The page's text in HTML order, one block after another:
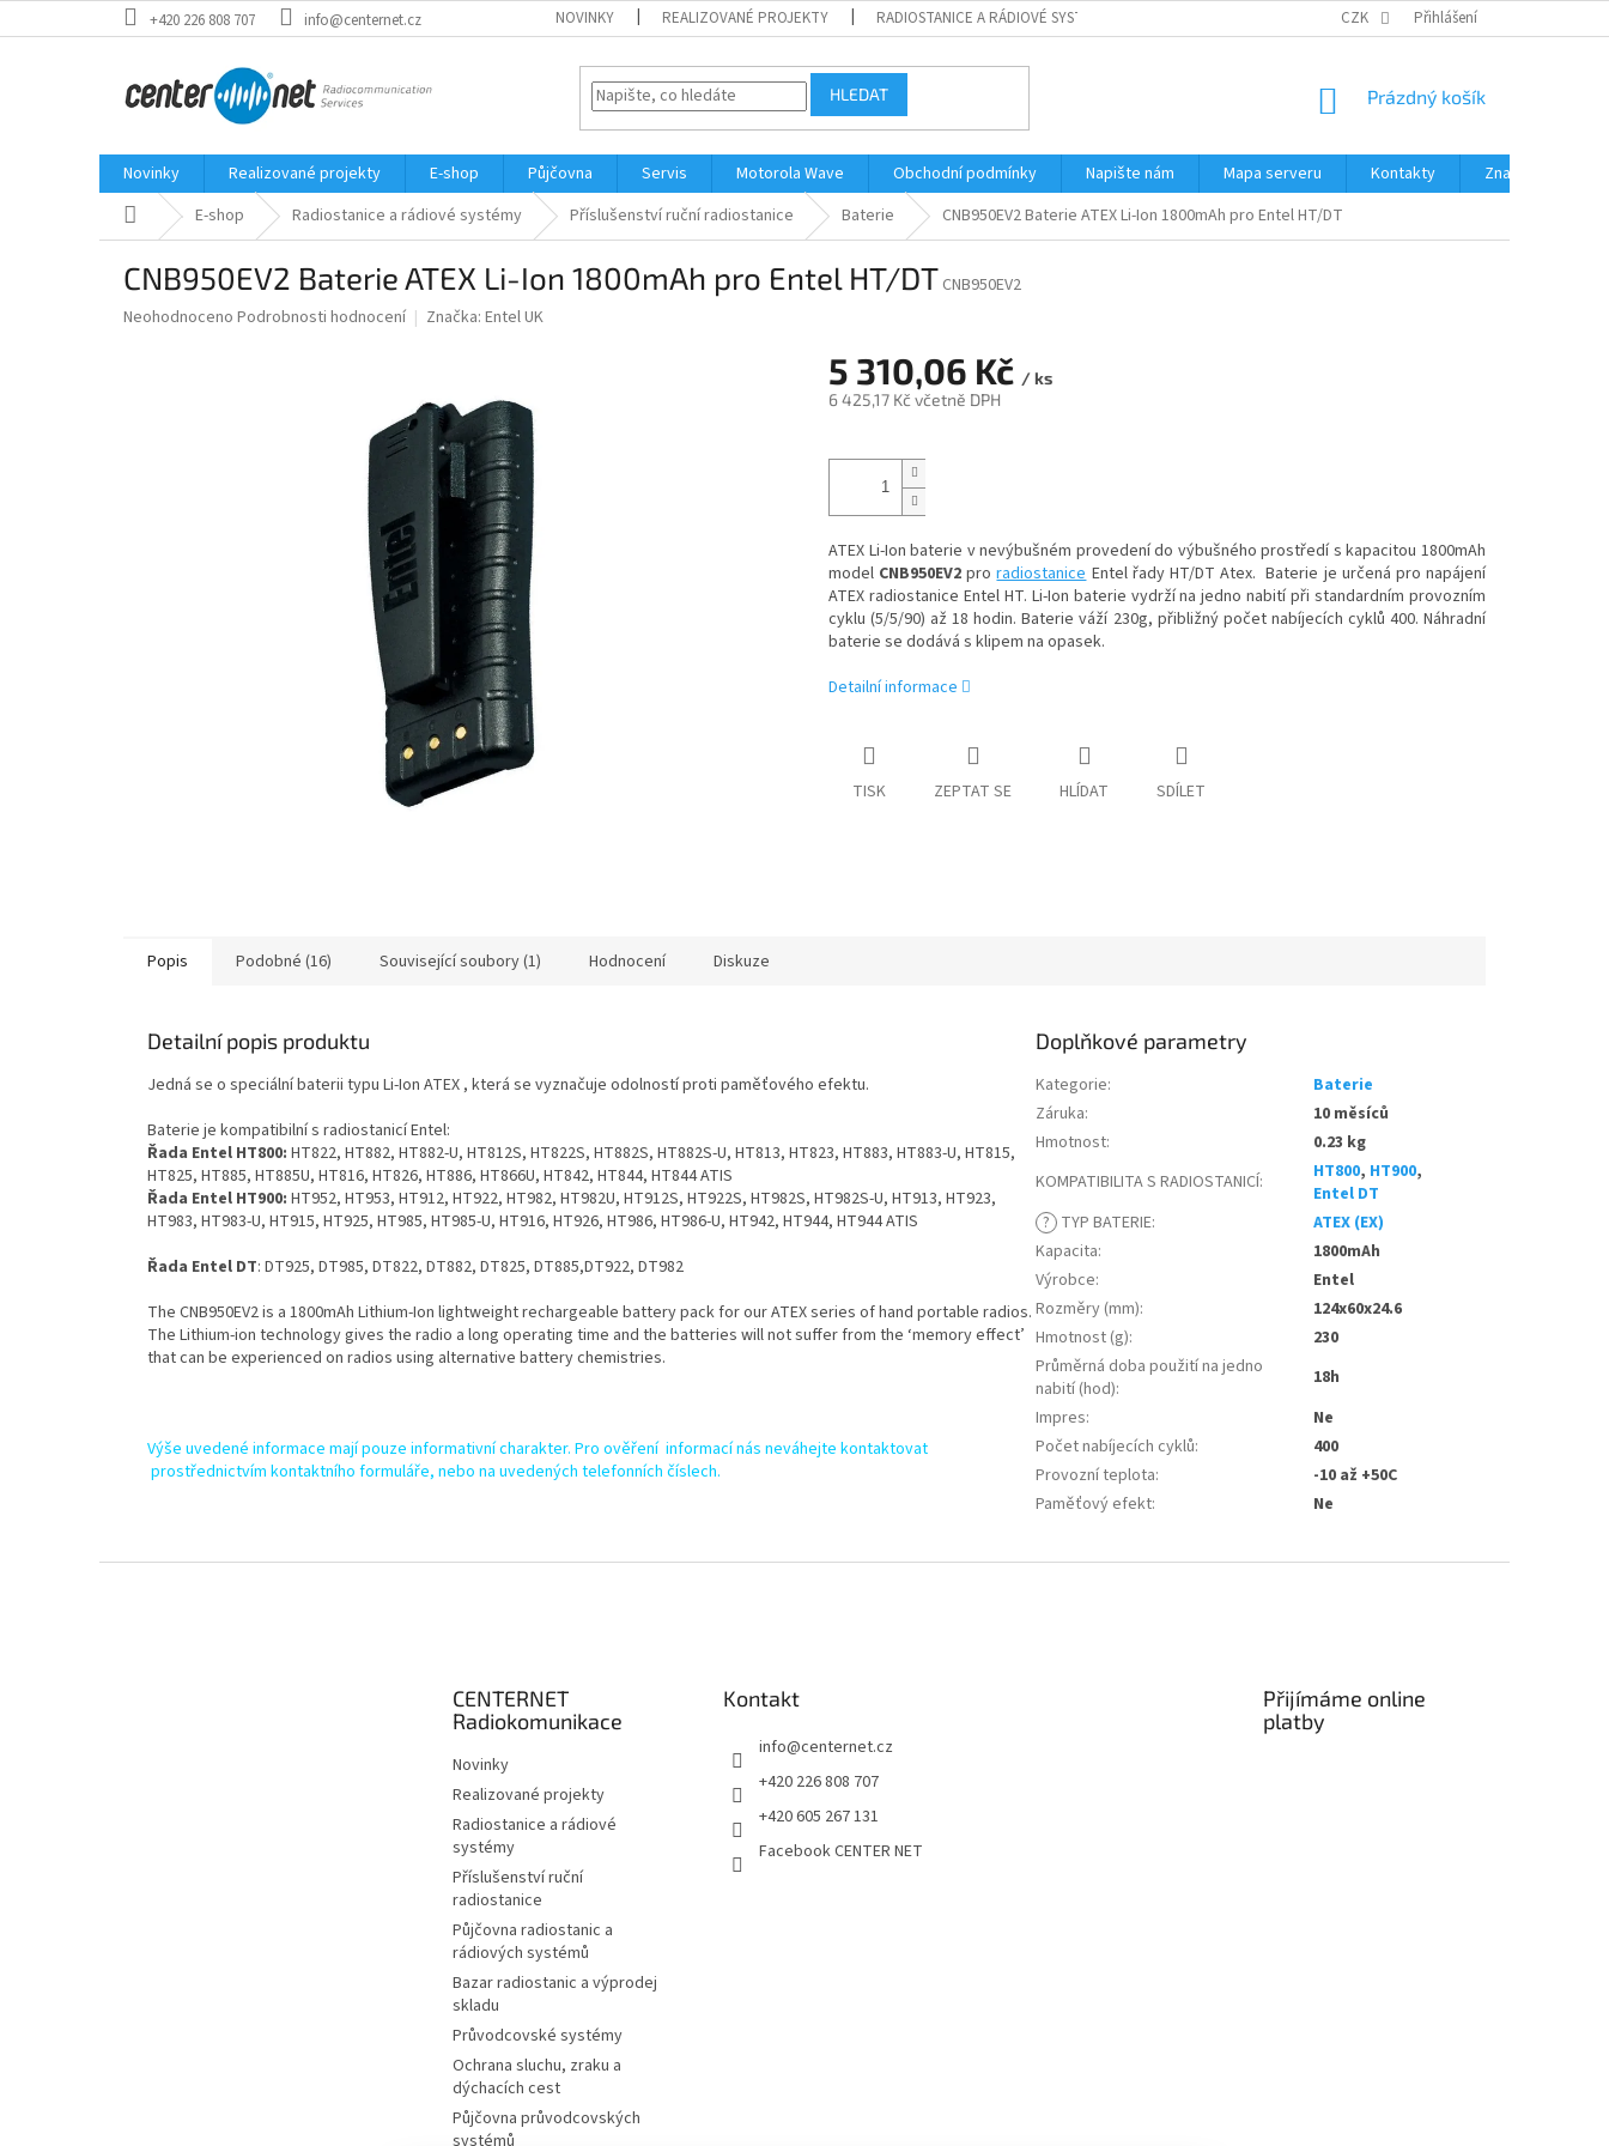
na
+420 226 808 707 info@centernet.cz NOVINKY REALIZOVANÉ PROJEKTY RADIOSTANICE A RÁDIOVÉ SYSTÉMY PŘÍSLUŠENSTVÍ RUČNÍ RADIOSTANICE PŮJČOVNA
CZK Přihlášení
HLEDAT
NÁKUPNÍ
Prázdný košík
Novinky Realizované projekty E-shop Půjčovna Servis Motorola Wave Obchodní podmínky Napište nám Mapa serveru Kontakty
Značky
Domů E-shop Radiostanice a rádiové systémy Příslušenství ruční radiostanice Baterie CNB950EV2 Baterie ATEX Li-Ion 1800mAh pro Entel HT/DT
CNB950EV2 Baterie ATEX Li-Ion 1800mAh pro Entel HT/DT CNB950EV2
Průměrné
Neohodnoceno Podrobnosti hodnocení Značka: Entel UK
5 310,06 Kč / ks
6 425,17 Kč včetně DPH
cena:
ATEX Li-Ion baterie v nevýbušném provedení do výbušného prostředí s kapacitou 1800mAh
model CNB950EV2 proradiostaniceEntel řady HT/DT Atex. Baterie je určená pro napájení
ATEX radiostanice Entel HT. Li-Ion baterie vydrží na jedno nabití při standardním provozním
cyklu (5/5/90) až 18 hodin. Baterie váží 230g, přibližný počet nabíjecích cyklů 400. Náhradní
baterie se dodává s klipem na opasek.
Detailní informace
TISK ZEPTAT SE HLÍDAT SDÍLET
Popis Podobné (16) Související soubory (1) Hodnocení Diskuze
Detailní popis produktu
Jedná se o speciální baterii typu Li-Ion ATEX , která se vyznačuje odolností proti paměťového efektu.
Baterie je kompatibilní s radiostanicí Entel:
Řada Entel HT800: HT822, HT882, HT882-U, HT812S, HT822S, HT882S, HT882S-U, HT813, HT823, HT883, HT883-U, HT815,
HT825, HT885, HT885U, HT816, HT826, HT886, HT866U, HT842, HT844, HT844 ATIS
Řada Entel HT900: HT952, HT953, HT912, HT922, HT982, HT982U, HT912S, HT922S, HT982S, HT982S-U, HT913, HT923,
HT983, HT983-U, HT915, HT925, HT985, HT985-U, HT916, HT926, HT986, HT986-U, HT942, HT944, HT944 ATIS
Řada Entel DT: DT925, DT985, DT822, DT882, DT825, DT885,DT922, DT982
The CNB950EV2 is a 1800mAh Lithium-Ion lightweight rechargeable battery pack for our ATEX series of hand portable radios.
The Lithium-ion technology gives the radio a long operating time and the batteries will not suffer from the ‘memory effect’
that can be experienced on radios using alternative battery chemistries.
Výše uvedené informace mají pouze informativní charakter. Pro ověření informací nás neváhejte kontaktovat
prostřednictvím kontaktního formuláře, nebo na uvedených telefonních číslech.
Doplňkové parametry
Kategorie:
Baterie
Záruka:
10 měsíců
Hmotnost:
0.23 kg
KOMPATIBILITA S RADIOSTANICÍ: HT800, HT900,
Entel DT
? TYP BATERIE:
ATEX (EX)
Kapacita:
1800mAh
Výrobce:
Entel
Rozměry (mm):
124x60x24.6
Hmotnost (g):
230
Průměrná doba použití na jedno
nabití (hod):
18h
Impres:
Ne
Počet nabíjecích cyklů:
400
Provozní teplota:
-10 až +50C
Paměťový efekt: Ne
CENTERNET
Radiokomunikace
Novinky
Realizované projekty
Radiostanice a rádiové
systémy
Příslušenství ruční
radiostanice
Půjčovna radiostanic a
rádiových systémů
Bazar radiostanic a výprodej
skladu
Průvodcovské systémy
Ochrana sluchu, zraku a
dýchacích cest
Půjčovna průvodcovských
Kontakt
info@centernet.cz
+420 226 808 707
+420 605 267 131
Facebook CENTER NET
Přijímáme online
platby